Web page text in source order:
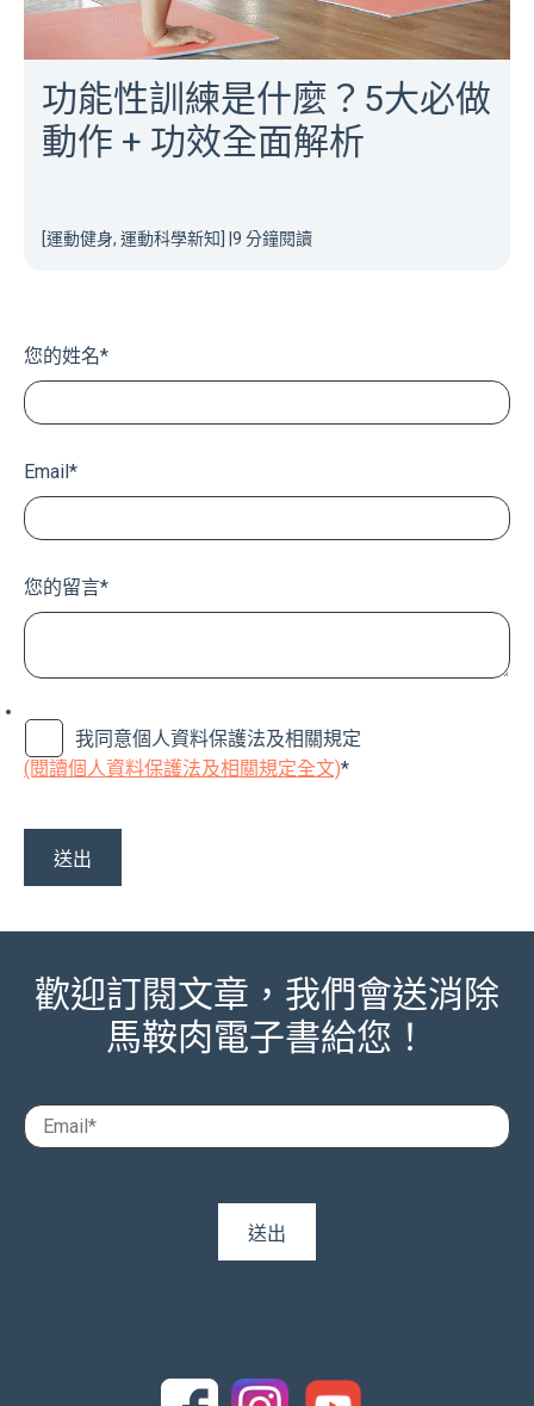
功能性訓練是什麼？5大必做
動作 + 功效全面解析
[運動健身, 運動科學新知] |9 分鐘閱讀
您的姓名*
Email*
您的留言*
我同意個人資料保護法及相關規定
(閱讀個人資料保護法及相關規定全文)*
歡迎訂閱文章，我們會送消除
馬鞍肉電子書給您！